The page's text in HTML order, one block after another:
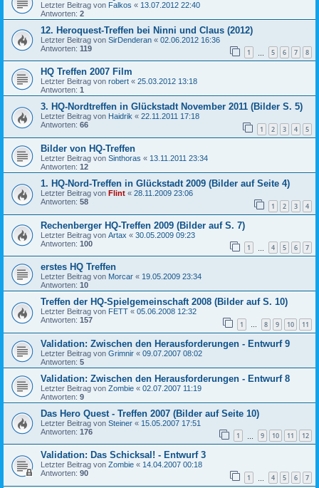
Letzter Beitrag von Falkos « 13.07.2012 22:40
Antworten: 2
12. Heroquest-Treffen bei Ninni und Claus (2012)
Letzter Beitrag von SirDenderan « 02.06.2012 16:36
Antworten: 119 1 5 6 7 8
HQ Treffen 2007 Film
Letzter Beitrag von robert « 25.03.2012 13:18
Antworten: 1
3. HQ-Nordtreffen in Glückstadt November 2011 (Bilder S. 5)
Letzter Beitrag von Haidrik « 22.11.2011 17:18
Antworten: 66 1 2 3 4 5
Bilder von HQ-Treffen
Letzter Beitrag von Sinthoras « 13.11.2011 23:34
Antworten: 12
1. HQ-Nord-Treffen in Glückstadt 2009 (Bilder auf Seite 4)
Letzter Beitrag von Flint « 28.11.2009 23:06
Antworten: 58 1 2 3 4
Rechenberger HQ-Treffen 2009 (Bilder auf S. 7)
Letzter Beitrag von Artax « 30.05.2009 09:23
Antworten: 100 1 4 5 6 7
erstes HQ Treffen
Letzter Beitrag von Morcar « 19.05.2009 23:34
Antworten: 10
Treffen der HQ-Spielgemeinschaft 2008 (Bilder auf S. 10)
Letzter Beitrag von FETT « 05.06.2008 12:32
Antworten: 157 1 … 8 9 10 11
Validation: Zwischen den Herausforderungen - Entwurf 9
Letzter Beitrag von Grimnir « 09.07.2007 08:02
Antworten: 5
Validation: Zwischen den Herausforderungen - Entwurf 8
Letzter Beitrag von Zombie « 02.07.2007 11:19
Antworten: 9
Das Hero Quest - Treffen 2007 (Bilder auf Seite 10)
Letzter Beitrag von Steiner « 15.05.2007 17:51
Antworten: 176 1 9 10 11 12
Validation: Das Schicksal! - Entwurf 3
Letzter Beitrag von Zombie « 14.04.2007 00:18
Antworten: 90 1 4 5 6 7